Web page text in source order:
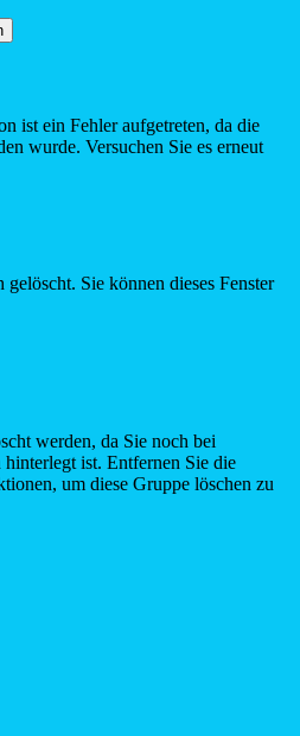
ist ein Fehler aufgetreten, da die
wurde. Versuchen Sie es erneut
Sie können dieses Fenster
werden, da Sie noch bei
ist. Entfernen Sie die
um diese Gruppe löschen zu